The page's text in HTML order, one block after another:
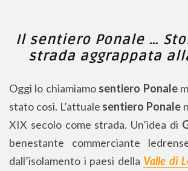
Il sentiero Ponale …
strada aggrappata
Oggi lo chiamiamo sentiero Ponale
stato così. L’attuale sentiero Ponale
XIX secolo come strada. Un’idea di
benestante commerciante
dall’isolamento i paesi della Valle di